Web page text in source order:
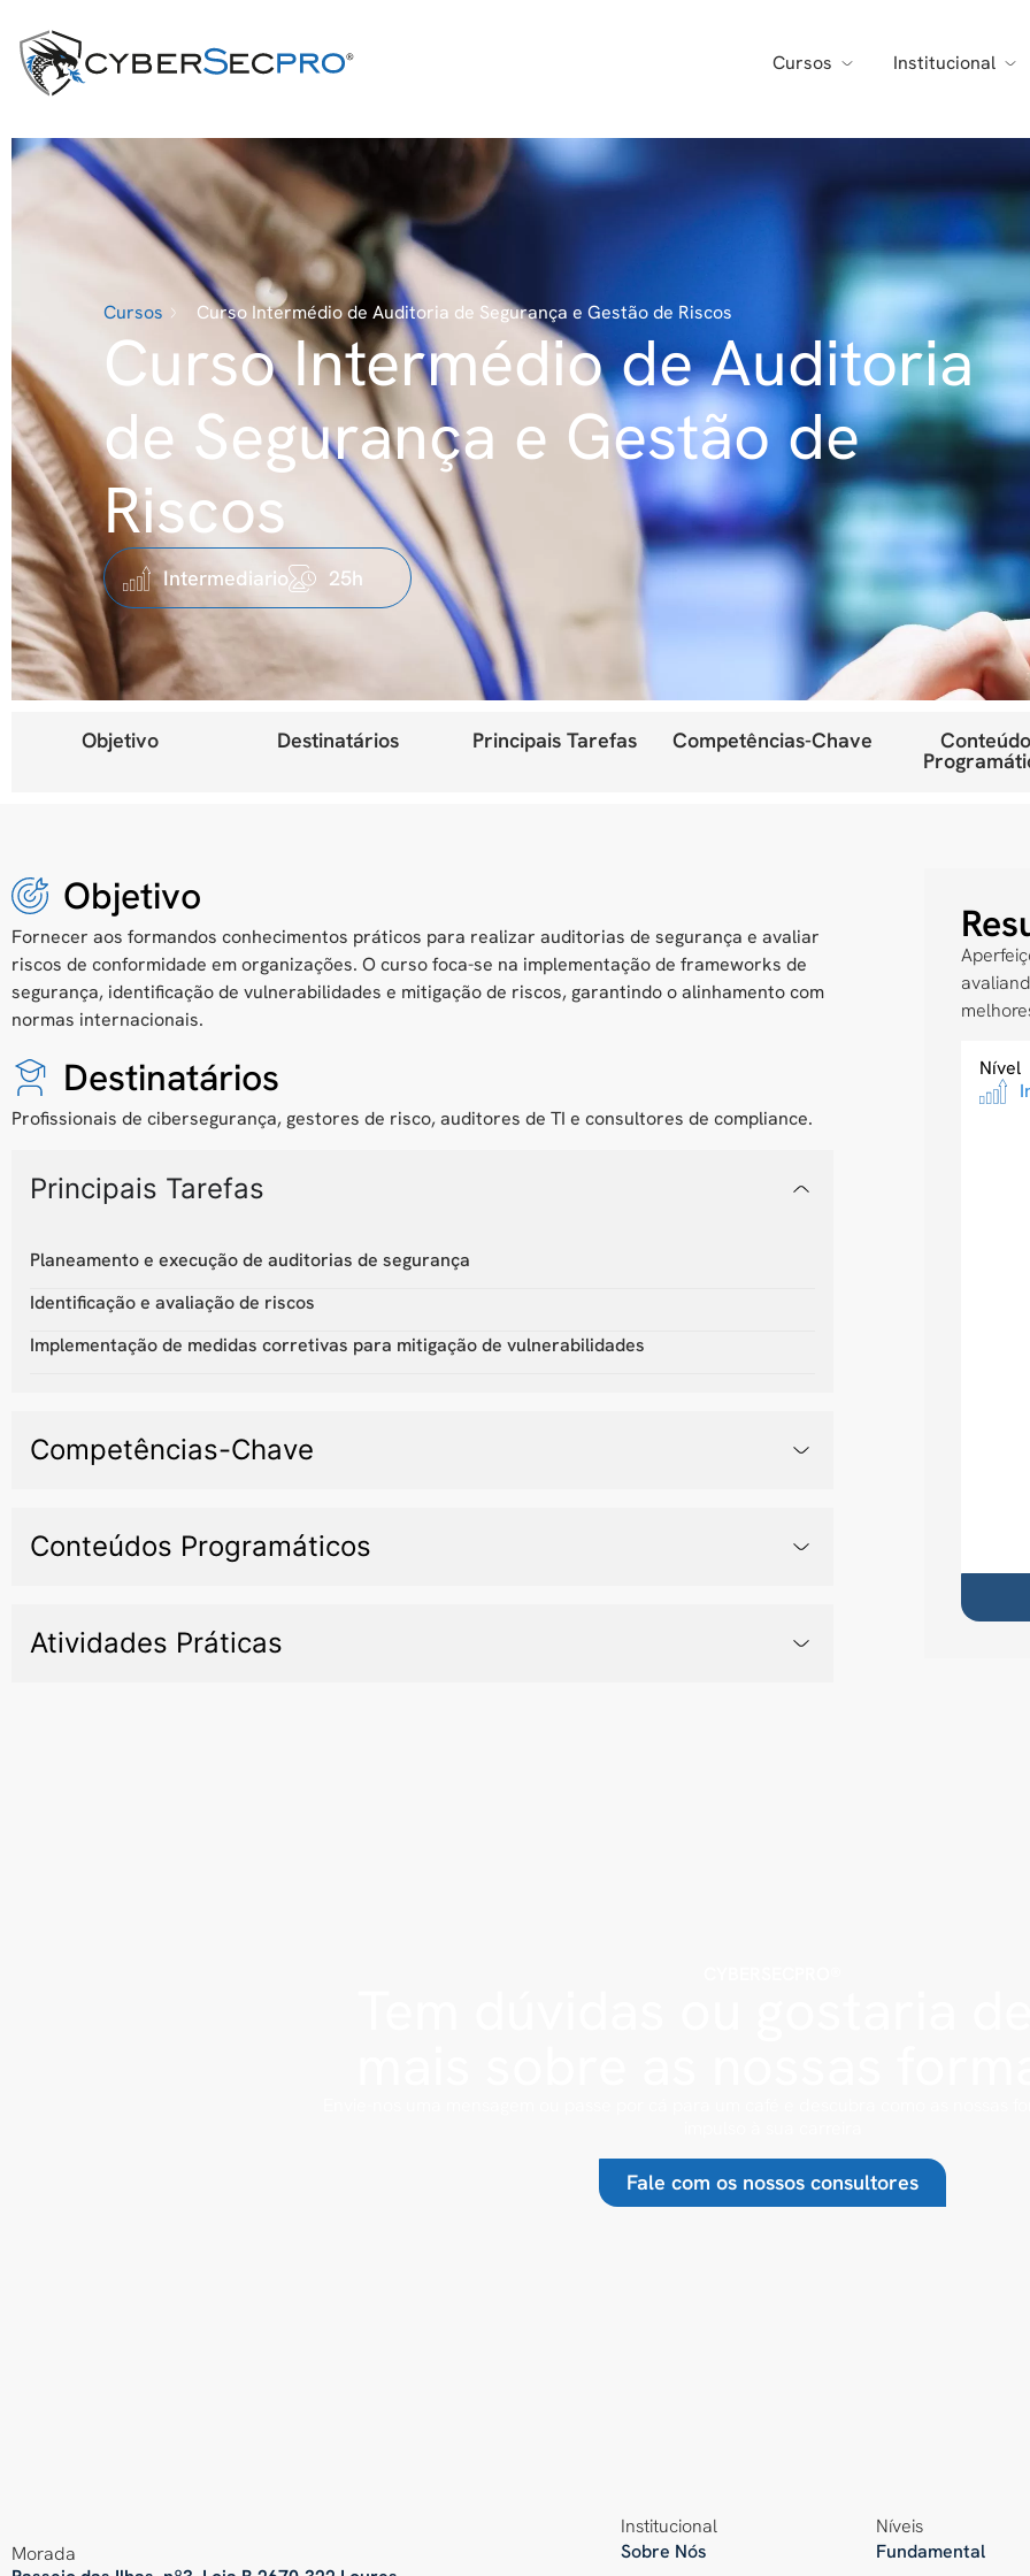
Cursos Institucional
Cursos Curso Intermédio de Auditoria de Segurança e Gestão de Riscos
Curso Intermédio de Auditoria
de Segurança e Gestão de
Riscos
Intermediario 25h
Objetivo Destinatários Principais Tarefas Competências-Chave
Objetivo
Fornecer aos formandos conhecimentos práticos para realizar auditorias de segurança e avaliar
riscos de conformidade em organizações. O curso foca-se na implementação de frameworks de
segurança, identificação de vulnerabilidades e mitigação de riscos, garantindo o alinhamento com
normas internacionais.
Destinatários
Profissionais de cibersegurança, gestores de risco, auditores de TI e consultores de compliance.
Principais Tarefas
Planeamento e execução de auditorias de segurança
Identificação e avaliação de riscos
Implementação de medidas corretivas para mitigação de vulnerabilidades
Competências-Chave
Conteúdos Programáticos
Atividades Práticas
Nível
Fale com os nossos consultores
Morada
Institucional
Sobre Nós
Níveis
Fundamental